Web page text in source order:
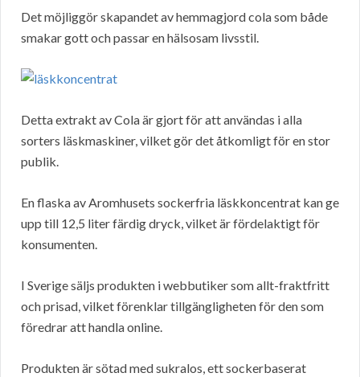
Det möjliggör skapandet av hemmagjord cola som både
smakar gott och passar en hälsosam livsstil.
Detta extrakt av Cola är gjort för att användas i alla
sorters läskmaskiner, vilket gör det åtkomligt för en stor
publik.
En flaska av Aromhusets sockerfria läskkoncentrat kan ge
upp till 12,5 liter färdig dryck, vilket är fördelaktigt för
konsumenten.
I Sverige säljs produkten i webbutiker som allt-fraktfritt
och prisad, vilket förenklar tillgängligheten för den som
föredrar att handla online.
Produkten är sötad med sukralos, ett sockerbaserat